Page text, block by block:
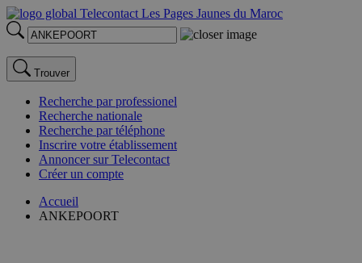
Trouver
Recherche par professionel
Recherche nationale
Recherche par téléphone
Inscrire votre établissement
Annoncer sur Telecontact
Créer un compte
Accueil
ANKEPOORT